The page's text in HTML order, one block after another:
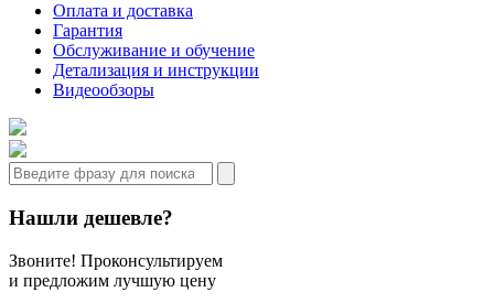
Оплата и доставка
Гарантия
Обслуживание и обучение
Детализация и инструкции
Видеообзоры
Нашли дешевле?
Звоните! Проконсультируем
и предложим лучшую цену